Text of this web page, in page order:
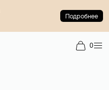
Подробнее
0